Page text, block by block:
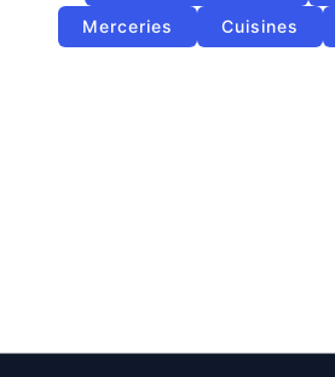
Merceries
Cuisines